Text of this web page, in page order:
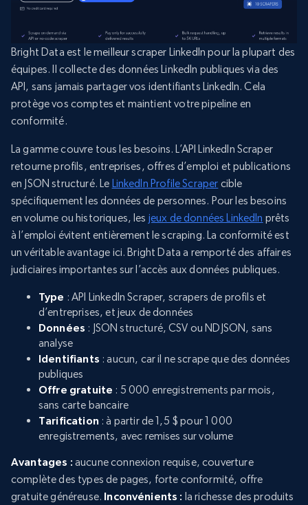
Bright Data est le meilleur scraper LinkedIn pour la plupart des
équipes. Il collecte des données LinkedIn publiques via des
API, sans jamais partager vos identifiants LinkedIn. Cela
protège vos comptes et maintient votre pipeline en
conformité.
La gamme couvre tous les besoins. L’API LinkedIn Scraper
retourne profils, entreprises, offres d’emploi et publications
en JSON structuré. Le LinkedIn Profile Scraper cible
spécifiquement les données de personnes. Pour les besoins
en volume ou historiques, les jeux de données LinkedIn prêts
à l’emploi évitent entièrement le scraping. La conformité est
un véritable avantage ici. Bright Data a remporté des affaires
judiciaires importantes sur l’accès aux données publiques.
Type : API LinkedIn Scraper, scrapers de profils et
d’entreprises, et jeux de données
Données : JSON structuré, CSV ou NDJSON, sans
analyse
Identifiants : aucun, car il ne scrape que des données
publiques
Offre gratuite : 5 000 enregistrements par mois,
sans carte bancaire
Tarification: à partir de 1,5 $ pour 1 000
enregistrements, avec remises sur volume
Avantages : aucune connexion requise, couverture
complète des types de pages, forte conformité, offre
gratuite généreuse. Inconvénients : la richesse des produits